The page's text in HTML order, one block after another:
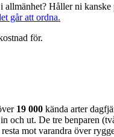
Håller ni
går att ordna.
för.
19 000 kända arter
och ut. De tre benparen
mot varandra över